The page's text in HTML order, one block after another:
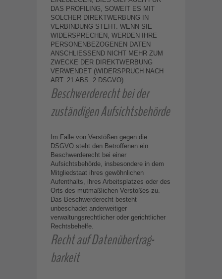
DAS PROFILING, SOWEIT ES MIT
SOLCHER DIREKTWERBUNG IN
VERBINDUNG STEHT. WENN SIE
WIDERSPRECHEN, WERDEN IHRE
PERSONENBEZOGENEN DATEN
ANSCHLIESSEND NICHT MEHR ZUM
ZWECKE DER DIREKTWERBUNG
VERWENDET (WIDERSPRUCH NACH
ART. 21 ABS. 2 DSGVO).
Beschwerde­recht bei der
zuständigen Aufsichts­behörde
Im Falle von Verstößen gegen die
DSGVO steht den Betroffenen ein
Beschwerderecht bei einer
Aufsichtsbehörde, insbesondere in dem
Mitgliedstaat ihres gewöhnlichen
Aufenthalts, ihres Arbeitsplatzes oder des
Orts des mutmaßlichen Verstoßes zu.
Das Beschwerderecht besteht
unbeschadet anderweitiger
verwaltungsrechtlicher oder gerichtlicher
Rechtsbehelfe.
Recht auf Daten­übertrag­
barkeit